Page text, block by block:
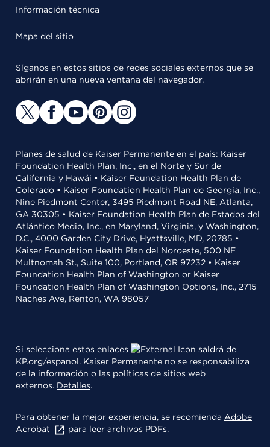
Información técnica
Mapa del sitio
Síganos en estos sitios de redes sociales externos que se
abrirán en una nueva ventana del navegador.
Planes de salud de Kaiser Permanente en el país: Kaiser
Foundation Health Plan, Inc., en el Norte y Sur de
California y Hawái • Kaiser Foundation Health Plan de
Colorado • Kaiser Foundation Health Plan de Georgia, Inc.,
Nine Piedmont Center, 3495 Piedmont Road NE, Atlanta,
GA 30305 • Kaiser Foundation Health Plan de Estados del
Atlántico Medio, Inc., en Maryland, Virginia, y Washington,
D.C., 4000 Garden City Drive, Hyattsville, MD, 20785 •
Kaiser Foundation Health Plan del Noroeste, 500 NE
Multnomah St., Suite 100, Portland, OR 97232 • Kaiser
Foundation Health Plan of Washington or Kaiser
Foundation Health Plan of Washington Options, Inc., 2715
Naches Ave, Renton, WA 98057
Si selecciona estos enlaces
saldrá de
KP.org/espanol. Kaiser Permanente no se responsabiliza
de la información o las políticas de sitios web
externos. Detalles.
Para obtener la mejor experiencia, se recomienda Adobe
Acrobat
para leer archivos PDFs.